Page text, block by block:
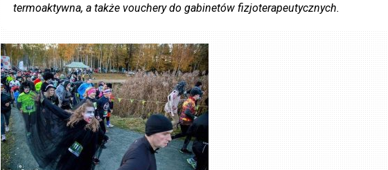
termoaktywna, a także vouchery do gabinetów fizjoterapeutycznych.